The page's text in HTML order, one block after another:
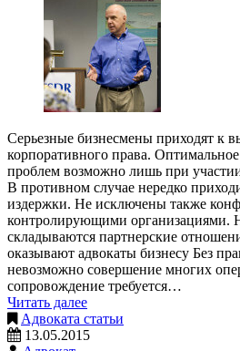
Серьезные бизнесмены приходят к
корпоративного права.
проблем возможно лишь при
В противном случае нередко
издержки. Не исключены также
контролирующими организациями.
складываются партнерские
оказывают адвокаты бизнесу Без
невозможно совершение многих
сопровождение требуется…
Читать далее
Адвоката статьи
13.05.2015